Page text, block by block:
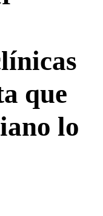
que
lo